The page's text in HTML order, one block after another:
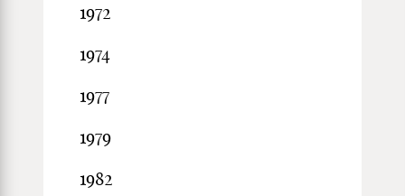
1972
1974
1977
1979
1982